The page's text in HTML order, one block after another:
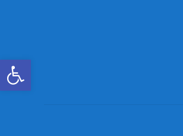
Ανοίξτε τη γραμμή εργαλείων